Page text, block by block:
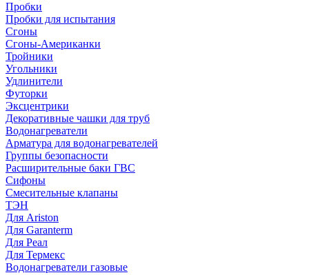
Пробки
Пробки для испытания
Сгоны
Сгоны-Американки
Тройники
Угольники
Удлинители
Футорки
Эксцентрики
Декоративные чашки для труб
Водонагреватели
Арматура для водонагревателей
Группы безопасности
Расширительные баки ГВС
Сифоны
Смесительные клапаны
ТЭН
Для Ariston
Для Garanterm
Для Реал
Для Термекс
Водонагреватели газовые